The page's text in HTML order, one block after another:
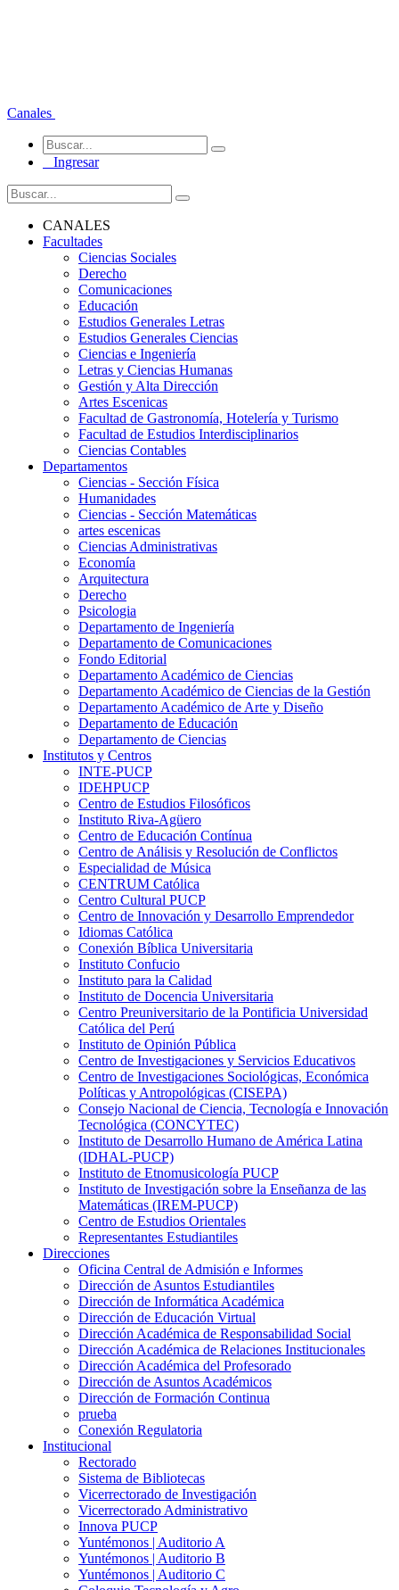
Canales
Ingresar
CANALES
Facultades
Ciencias Sociales
Derecho
Comunicaciones
Educación
Estudios Generales Letras
Estudios Generales Ciencias
Ciencias e Ingeniería
Letras y Ciencias Humanas
Gestión y Alta Dirección
Artes Escenicas
Facultad de Gastronomía, Hotelería y Turismo
Facultad de Estudios Interdisciplinarios
Ciencias Contables
Departamentos
Ciencias - Sección Física
Humanidades
Ciencias - Sección Matemáticas
artes escenicas
Ciencias Administrativas
Economía
Arquitectura
Derecho
Psicologia
Departamento de Ingeniería
Departamento de Comunicaciones
Fondo Editorial
Departamento Académico de Ciencias
Departamento Académico de Ciencias de la Gestión
Departamento Académico de Arte y Diseño
Departamento de Educación
Departamento de Ciencias
Institutos y Centros
INTE-PUCP
IDEHPUCP
Centro de Estudios Filosóficos
Instituto Riva-Agüero
Centro de Educación Contínua
Centro de Análisis y Resolución de Conflictos
Especialidad de Música
CENTRUM Católica
Centro Cultural PUCP
Centro de Innovación y Desarrollo Emprendedor
Idiomas Católica
Conexión Bíblica Universitaria
Instituto Confucio
Instituto para la Calidad
Instituto de Docencia Universitaria
Centro Preuniversitario de la Pontificia Universidad
Católica del Perú
Instituto de Opinión Pública
Centro de Investigaciones y Servicios Educativos
Centro de Investigaciones Sociológicas, Económica
Políticas y Antropológicas (CISEPA)
Consejo Nacional de Ciencia, Tecnología e Innovación
Tecnológica (CONCYTEC)
Instituto de Desarrollo Humano de América Latina
(IDHAL-PUCP)
Instituto de Etnomusicología PUCP
Instituto de Investigación sobre la Enseñanza de las
Matemáticas (IREM-PUCP)
Centro de Estudios Orientales
Representantes Estudiantiles
Direcciones
Oficina Central de Admisión e Informes
Dirección de Asuntos Estudiantiles
Dirección de Informática Académica
Dirección de Educación Virtual
Dirección Académica de Responsabilidad Social
Dirección Académica de Relaciones Institucionales
Dirección Académica del Profesorado
Dirección de Asuntos Académicos
Dirección de Formación Continua
prueba
Conexión Regulatoria
Institucional
Rectorado
Sistema de Bibliotecas
Vicerrectorado de Investigación
Vicerrectorado Administrativo
Innova PUCP
Yuntémonos | Auditorio A
Yuntémonos | Auditorio B
Yuntémonos | Auditorio C